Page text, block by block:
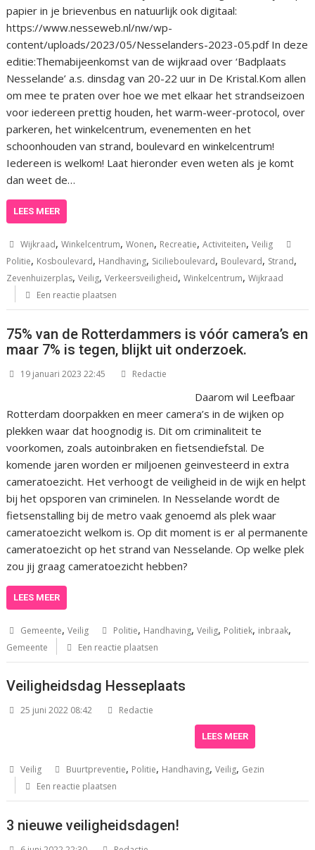
papier in je brievenbus en natuurlijk ook digitaal:
https://www.nesseweb.nl/nw/wp-
content/uploads/2023/05/Nesselanders-2023-05.pdf In deze
editie:Themabijeenkomst van de wijkraad over ‘Badplaats
Nesselande’ a.s. dinsdag van 20-22 uur in De Kristal.Kom allen
om mee te praten over hoe we met elkaar het strandseizoen
voor iedereen prettig houden, het warm-weer-protocol, over
parkeren, het winkelcentrum, evenementen en het
schoonhouden van strand, boulevard en winkelcentrum!
Iedereen is welkom! Laat hieronder even weten als je komt
dan weet de…
LEES MEER
Wijkraad,Winkelcentrum,Wonen, Recreatie,Activiteiten,Veilig
Politie, Kosboulevard, Handhaving, Sicilieboulevard, Boulevard, Strand,
Zevenhuizerplas,Veilig,Verkeersveiligheid,Winkelcentrum,Wijkraad
Een reactie plaatsen
75% van de Rotterdammers is vóór camera’s en
maar 7% is tegen, blijkt uit onderzoek.
19 januari 2023 22:45 Redactie
Daarom wil Leefbaar
Rotterdam doorpakken en meer camera’s in de wijken op
plekken waar dat hoognodig is. Dit om criminaliteit te
voorkomen, zoals autoinbraken en fietsendiefstal. De
komende jaren worden er miljoenen geinvesteerd in extra
cameratoezicht. Het verhoogt de veiligheid in de wijk en helpt
bij het opsporen van criminelen. In Nesselande wordt de
fietsenstalling bij de metro vaak genoemd als plek waar
cameratoezicht welkom is. Op dit moment is er al permanente
cameratoezicht op het strand van Nesselande. Op welke plek
zou jij graag cameratoezicht hebben?
LEES MEER
Gemeente,Veilig Politie, Handhaving,Veilig, Politiek, inbraak,
Gemeente Een reactie plaatsen
Veiligheidsdag Hesseplaats
25 juni 2022 08:42 Redactie
LEES MEER
Veilig Buurtpreventie, Politie, Handhaving,Veilig, Gezin
Een reactie plaatsen
3 nieuwe veiligheidsdagen!